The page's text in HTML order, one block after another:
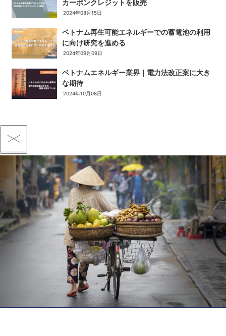
カーボンクレジットを販売
2024年08月15日
ベトナム再生可能エネルギーでの蓄電池の利用
に向け研究を進める
2024年09月09日
ベトナムエネルギー業界｜電力法改正案に大き
な期待
2024年10月08日